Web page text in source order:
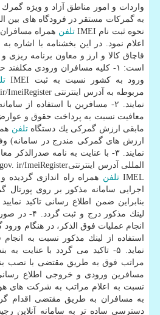
واردات و امور مناطق آزاد و ویژه گمرك
به گمركات مستقر در فرودگاه های بین
نحوه ثبت نام IMEI
تلفن همراه
اعلام نمود. در این بخشنامه با اشاره
قاچاق كالا و ارز و معاون برنامه ریزی
است: ۱- كلیه مسافران ورودی
ورود به كشور نسبت به ثبت IMEI
معافیت نسبت به پرداخت حقوق و
مابقی ارزش گمركی یك دستگاهتلفن
ارزش های گمركی مندرج در سامانه)
نمایند. ۳- با عنایت به نامه
IMEL تلفن همراه راه اندازی
اجرایی سامانه مذكور بر روی
بنابراین ضمن اطلاع رسانی تاكید
لینك مذكور
انجام عملیات فوق الذكر، در هنگام
استفاده از لینك مذكور نسبت به
مراتب فوق به طریق مقتضی با نصب
مسافرین ورودی و خروجی اطلاع
نسبت به اعلام مراتب به شركت های
به مسافران به طریق مقتضی اقدام
دسترسی ساده تر به سامانه آنلاین